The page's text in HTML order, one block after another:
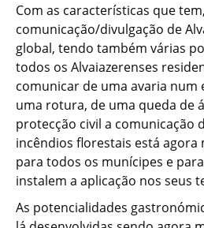
Com as características que
comunicação/divulgação de
global, tendo também várias
todos os Alvaiazerenses
comunicar de uma avaria num
uma rotura, de uma queda de
protecção civil a comunicação
incêndios florestais está
para todos os munícipes e
instalem a aplicação nos seus
As potencialidades